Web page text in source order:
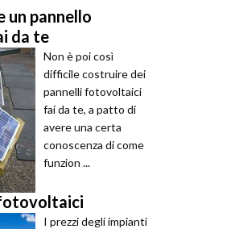
un pannello
da te
Non è poi così
difficile costruire dei
pannelli fotovoltaici
fai da te, a patto di
avere una certa
conoscenza di come
funzion ...
I prezzi degli impianti